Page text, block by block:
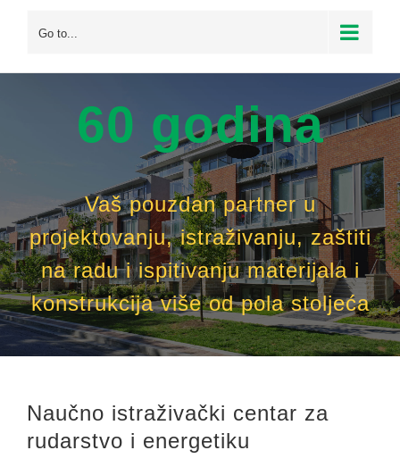
Go to...
60 godina
Vaš pouzdan partner u
projektovanju, istraživanju, zaštiti
na radu i ispitivanju materijala i
konstrukcija više od pola stoljeća
Naučno istraživački centar za
rudarstvo i energetiku